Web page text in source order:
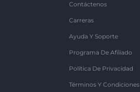
Contáctenos
Carreras
Ayuda Y Soporte
Programa De Afiliado
Política De Privacidad
Términos Y Condiciones